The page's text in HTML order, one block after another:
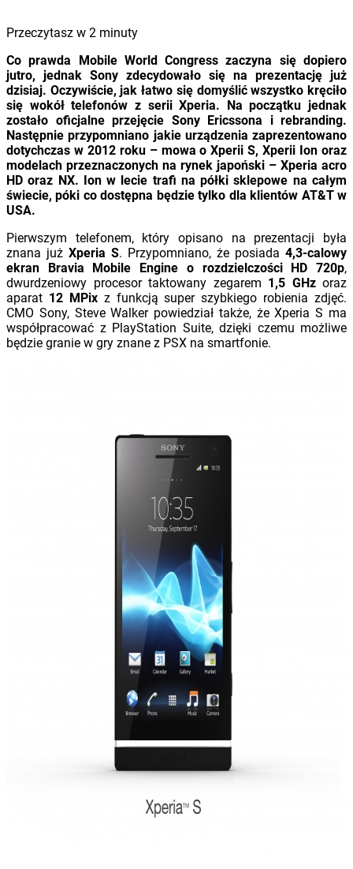
Przeczytasz w 2 minuty
Co prawda Mobile World Congress zaczyna się dopiero
jutro, jednak Sony zdecydowało się na prezentację już
dzisiaj. Oczywiście, jak łatwo się domyślić wszystko kręciło
się wokół telefonów z serii Xperia. Na początku jednak
zostało oficjalne przejęcie Sony Ericssona i rebranding.
Następnie przypomniano jakie urządzenia zaprezentowano
dotychczas w 2012 roku – mowa o Xperii S, Xperii Ion oraz
modelach przeznaczonych na rynek japoński – Xperia acro
HD oraz NX. Ion w lecie trafi na półki sklepowe na całym
świecie, póki co dostępna będzie tylko dla klientów AT&T w
USA.
Pierwszym telefonem, który opisano na prezentacji była
znana już Xperia S. Przypomniano, że posiada 4,3-calowy
ekran Bravia Mobile Engine o rozdzielczości HD 720p,
dwurdzeniowy procesor taktowany zegarem 1,5 GHzoraz
aparat 12 MPixz funkcją super szybkiego robienia zdjęć.
CMO Sony, Steve Walker powiedział także, że Xperia S ma
współpracować z PlayStation Suite, dzięki czemu możliwe
będzie granie w gry znane z PSX na smartfonie.